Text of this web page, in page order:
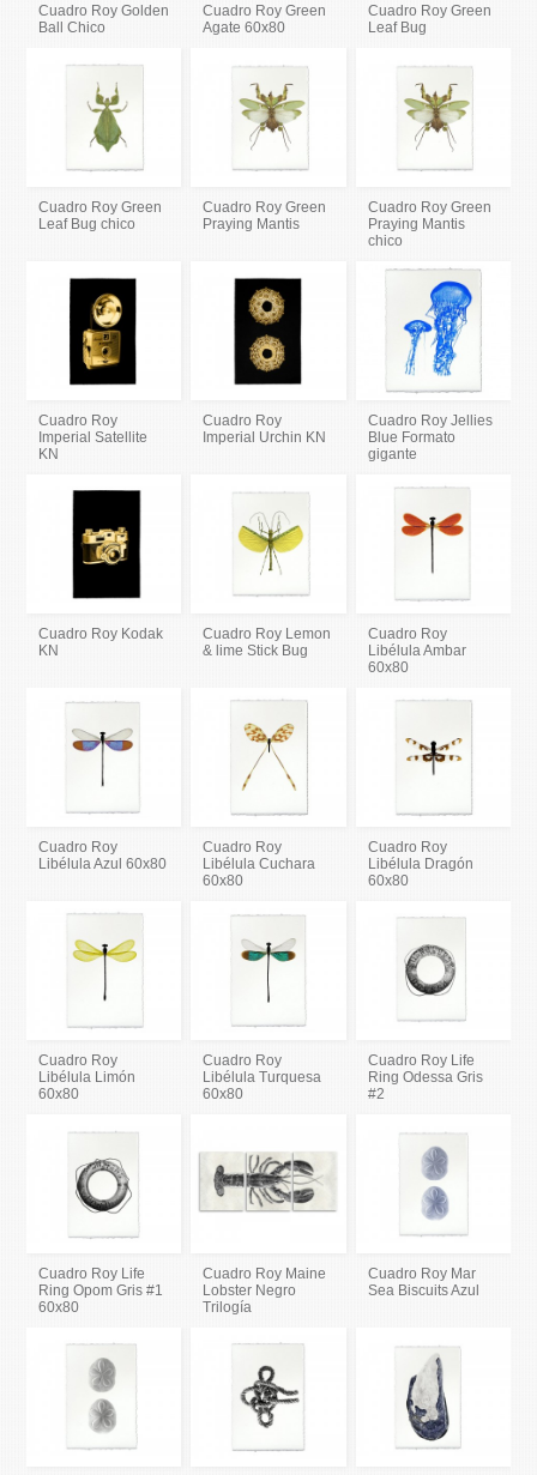
Cuadro Roy Golden
Ball Chico
Cuadro Roy Green
Agate 60x80
Cuadro Roy Green
Leaf Bug
Cuadro Roy Green
Leaf Bug chico
Cuadro Roy Green
Praying Mantis
Cuadro Roy Green
Praying Mantis
chico
Cuadro Roy
Imperial Satellite
KN
Cuadro Roy
Imperial Urchin KN
Cuadro Roy Jellies
Blue Formato
gigante
Cuadro Roy Kodak
KN
Cuadro Roy Lemon
& lime Stick Bug
Cuadro Roy
Libélula Ambar
60x80
Cuadro Roy
Libélula Azul 60x80
Cuadro Roy
Libélula Cuchara
60x80
Cuadro Roy
Libélula Dragón
60x80
Cuadro Roy
Libélula Limón
60x80
Cuadro Roy
Libélula Turquesa
60x80
Cuadro Roy Life
Ring Odessa Gris
#2
Cuadro Roy Life
Ring Opom Gris #1
60x80
Cuadro Roy Maine
Lobster Negro
Trilogía
Cuadro Roy Mar
Sea Biscuits Azul